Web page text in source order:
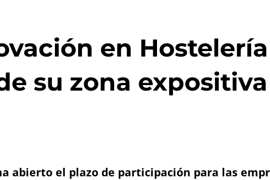
en
su zona
abierto el plazo de participación para las